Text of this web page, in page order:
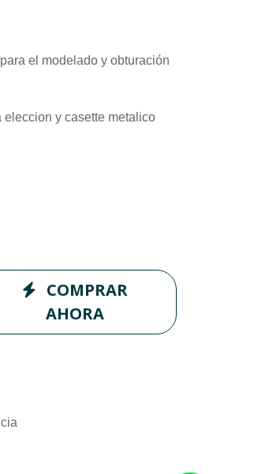
el modelado y obturación
y casette metalico
COMPRAR
AHORA